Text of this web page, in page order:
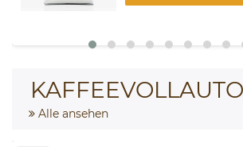
Alle ansehen